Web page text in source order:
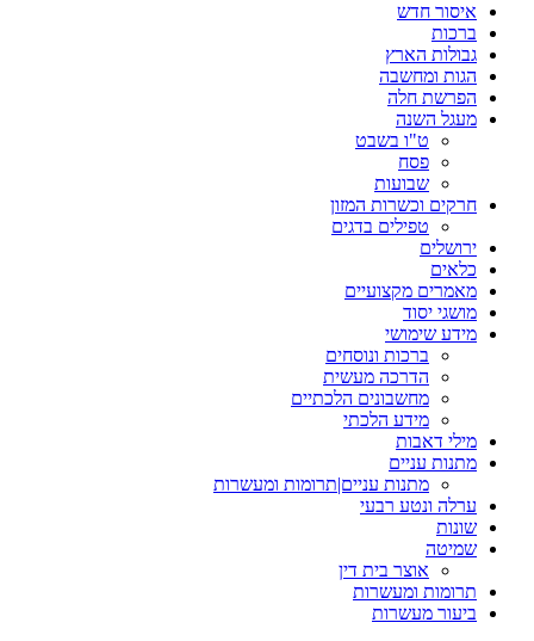
איסור חדש
ברכות
גבולות הארץ
הגות ומחשבה
הפרשת חלה
מעגל השנה
ט"ו בשבט
פסח
שבועות
חרקים וכשרות המזון
טפילים בדגים
ירושלים
כלאים
מאמרים מקצועיים
מושגי יסוד
מידע שימושי
ברכות ונוסחים
הדרכה מעשית
מחשבונים הלכתיים
מידע הלכתי
מילי דאבות
מתנות עניים
מתנות עניים|תרומות ומעשרות
ערלה ונטע רבעי
שונות
שמיטה
אוצר בית דין
תרומות ומעשרות
ביעור מעשרות